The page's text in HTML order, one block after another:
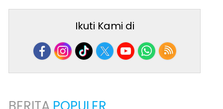
Ikuti Kami di